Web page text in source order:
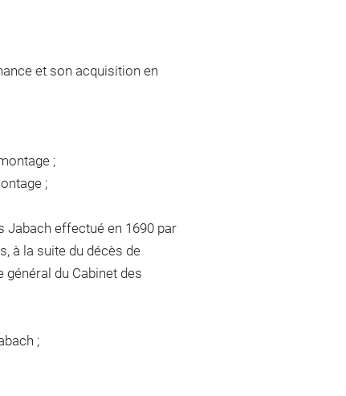
et son acquisition en
;
;
Jabach effectué en 1690 par
à la suite du décès de
général du Cabinet des
;